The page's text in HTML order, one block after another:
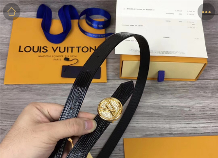
商品 详情 评价